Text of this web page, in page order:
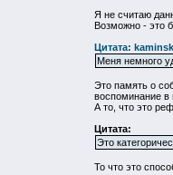
Я не считаю
Возможно - это
Цитата:
Меня немного
Это память о
воспоминание в
А то, что это
Цитата:
Это
То что это